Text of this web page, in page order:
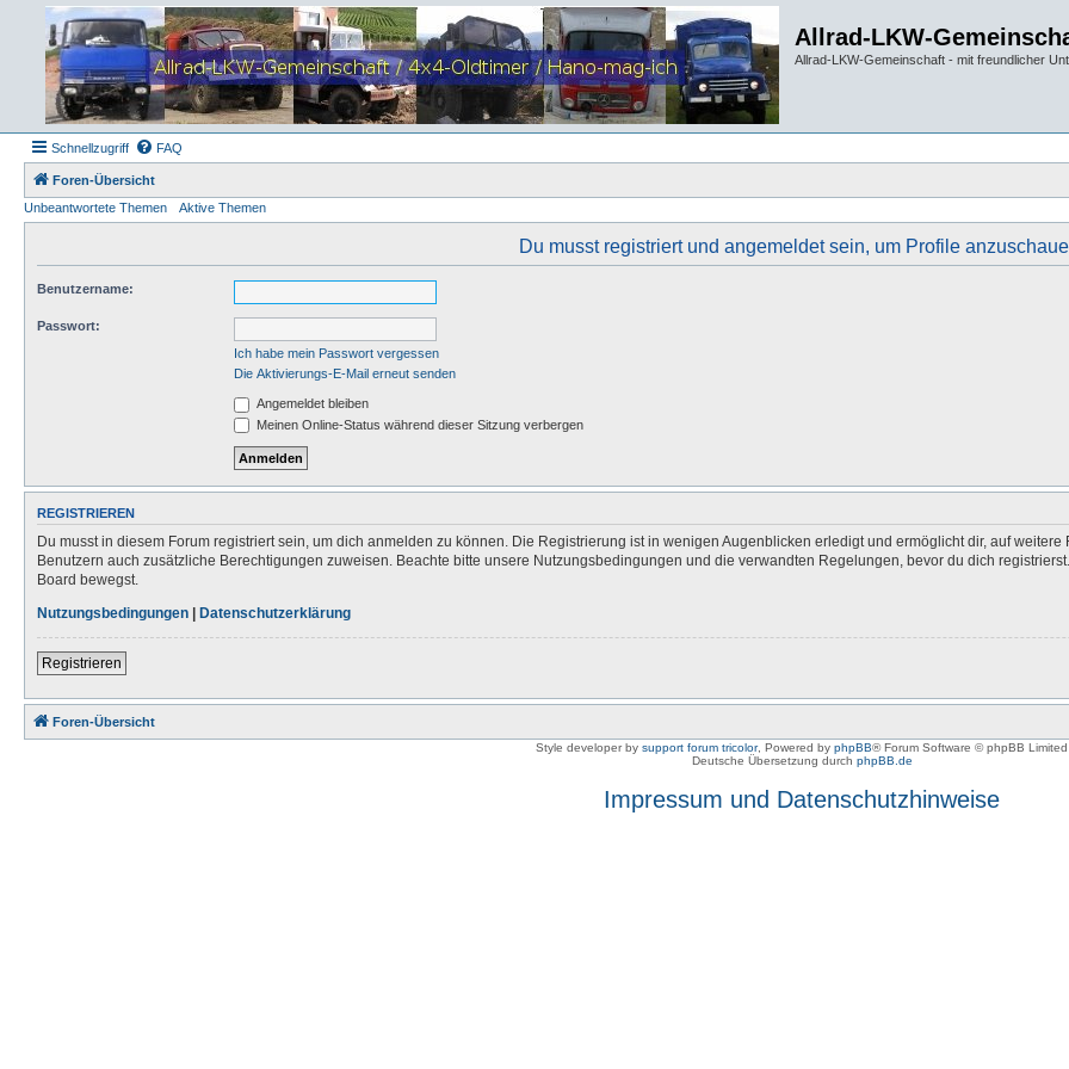
Allrad-LKW-
Allrad-LKW-Gemeinschaft - mit freundlicher
Schnellzugriff FAQ
Foren-Übersicht
Unbeantwortete Themen
Aktive Themen
Du musst registriert und angemeldet sein, um Profile
Benutzername:
Passwort:
Ich habe mein Passwort vergessen
Die Aktivierungs-E-Mail erneut senden
Angemeldet bleiben
Meinen Online-Status während dieser Sitzung verbergen
REGISTRIEREN
Du musst in diesem Forum registriert sein, um dich anmelden zu können. Die Registrierung ist in wenigen Augenblicken erledigt und ermöglicht dir, auf
Benutzern auch zusätzliche Berechtigungen zuweisen. Beachte bitte unsere Nutzungsbedingungen und die verwandten Regelungen, bevor du dich
Board bewegst.
Nutzungsbedingungen | Datenschutzerklärung
Registrieren
Foren-Übersicht
Style developer by support forum tricolor, Powered by phpBB® Forum Software © phpBB Limited
Deutsche Übersetzung durch phpBB.de
Impressum und Datenschutzhinweise